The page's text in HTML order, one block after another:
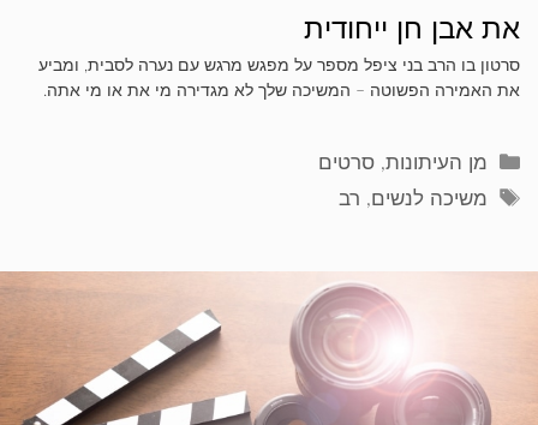
את אבן חן ייחודית
סרטון בו הרב בני ציפל מספר על מפגש מרגש עם נערה לסבית, ומביע
את האמירה הפשוטה – המשיכה שלך לא מגדירה מי את או מי אתה.
קטגוריות
מן העיתונות,סרטים
תגיות
משיכה לנשים, רב